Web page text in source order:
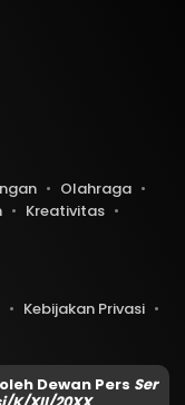
Olahraga
Kreativitas
Kebijakan Privasi
Dewan Pers Ser